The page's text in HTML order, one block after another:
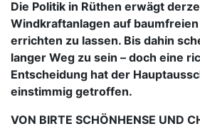
Die Politik in Rüthen erwägt
Windkraftanlagen auf
errichten zu lassen. Bis dahin
langer Weg zu sein – doch eine
Entscheidung hat der
einstimmig getroffen.
VON BIRTE SCHÖNHENSE UND